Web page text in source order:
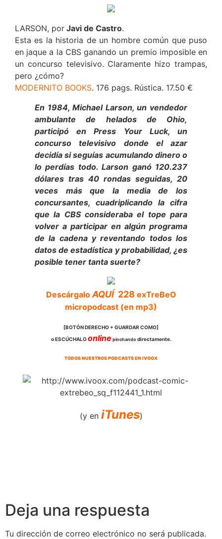
LARSON, por Javi de Castro.
Esta es la historia de un hombre común que puso
en jaque a la CBS ganando un premio imposible en
un concurso televisivo. Claramente hizo trampas,
pero ¿cómo?
MODERNITO BOOKS. 176 pags. Rústica. 17.50 €
En 1984, Michael Larson, un vendedor
ambulante de helados de Ohio,
participó en Press Your Luck, un
concurso televisivo donde el azar
decidía si seguías acumulando dinero o
lo perdías todo. Larson ganó 120.237
dólares tras 40 rondas seguidas, 20
veces más que la media de los
concursantes, cuadriplicando la cifra
que la CBS consideraba el tope para
volver a participar en algún programa
de la cadena y reventando todos los
datos de estadística y probabilidad, ¿es
posible tener tanta suerte?
DescárgaloAQUÍ 228 exTreBeO
micropodcast (en mp3)
[BOTÓN DERECHO + GUARDAR COMO]
o ESCÚCHALOonline pinchando directamente.
TODOS NUESTROS PODCASTS EN IVOOX
(y en iTunes)
Deja una respuesta
Tu dirección de correo electrónico no será publicada.